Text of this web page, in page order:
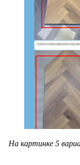
На картинке 5